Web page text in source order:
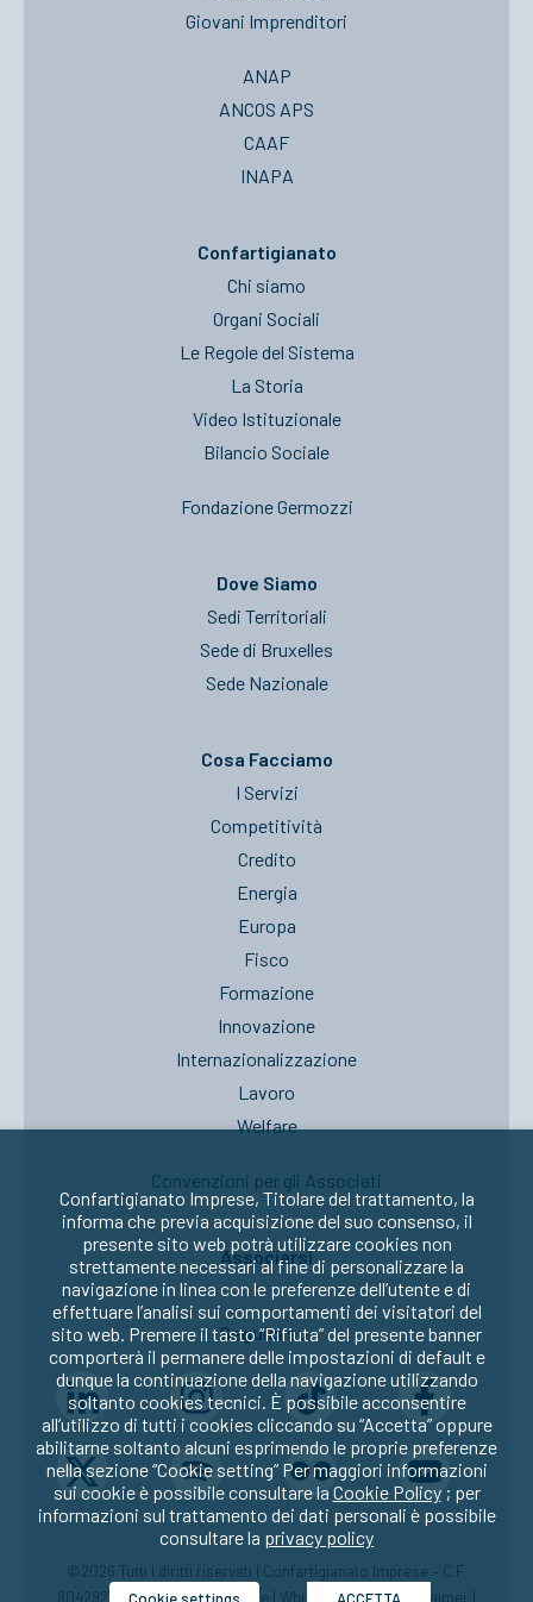
Giovani Imprenditori
ANAP
ANCOS APS
CAAF
INAPA
Confartigianato
Chi siamo
Organi Sociali
Le Regole del Sistema
La Storia
Video Istituzionale
Bilancio Sociale
Fondazione Germozzi
Dove Siamo
Sedi Territoriali
Sede di Bruxelles
Sede Nazionale
Cosa Facciamo
I Servizi
Competitività
Credito
Energia
Europa
Fisco
Formazione
Innovazione
Internazionalizzazione
Lavoro
Welfare
Convenzioni per gli Associati
Associarsi
Seguici su:
©2026 Tutti i diritti riservati | Confartigianato Imprese – C.F.
80429270582 |Privacy|Cookie Whistleblowing|Disclaimer
Confartigianato Imprese, Titolare del trattamento, la
informa che previa acquisizione del suo consenso, il
presente sito web potrà utilizzare cookies non
strettamente necessari al fine di personalizzare la
navigazione in linea con le preferenze dell’utente e di
effettuare l’analisi sui comportamenti dei visitatori del
sito web. Premere il tasto “Rifiuta” del presente banner
comporterà il permanere delle impostazioni di default e
dunque la continuazione della navigazione utilizzando
soltanto cookies tecnici. È possibile acconsentire
all’utilizzo di tutti i cookies cliccando su “Accetta” oppure
abilitarne soltanto alcuni esprimendo le proprie preferenze
nella sezione “Cookie setting” Per maggiori informazioni
sui cookie è possibile consultare la Cookie Policy; per
informazioni sul trattamento dei dati personali è possibile
consultare la privacy policy